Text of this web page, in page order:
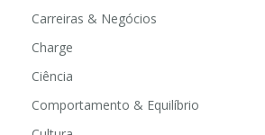
Carreiras & Negócios
Charge
Ciência
Comportamento & Equilíbrio